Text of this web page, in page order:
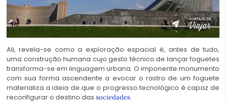
Ali, revela-se como a exploração espacial é, antes de tudo,
uma construção humana cujo gesto técnico de lançar foguetes
transforma-se em linguagem urbana. O imponente monumento
com sua forma ascendente a evocar o rastro de um foguete
materializa a ideia de que o progresso tecnológico é capaz de
reconfigurar o destino das sociedades.